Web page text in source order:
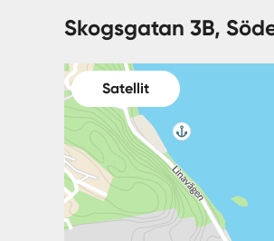
Skogsgatan 3B,
Satellit